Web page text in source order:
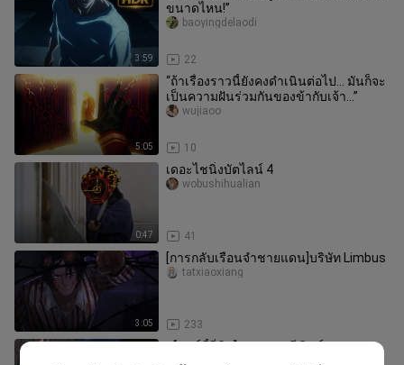
3:59
ขนาดไหน!”
22
baoyingdelaodi
5:05
“ถ้าเรื่องราวนี้ยังคงดำเนินต่อไป… มันก็จะ
เป็นความฝันร่วมกันของข้ากับเจ้า…”
10
wujiaoo
0:47
เดอะไชนิ่งบัตไลน์ 4
41
wobushihualian
3:05
[การกลับเรือนจำชายแดน]บริษัท Limbus
233
tatxiaoxiang
【ปาร์ตี้จี๋ซิง】เขตและฟีนิกซ์